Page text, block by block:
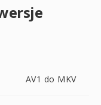
AV1 do MKV